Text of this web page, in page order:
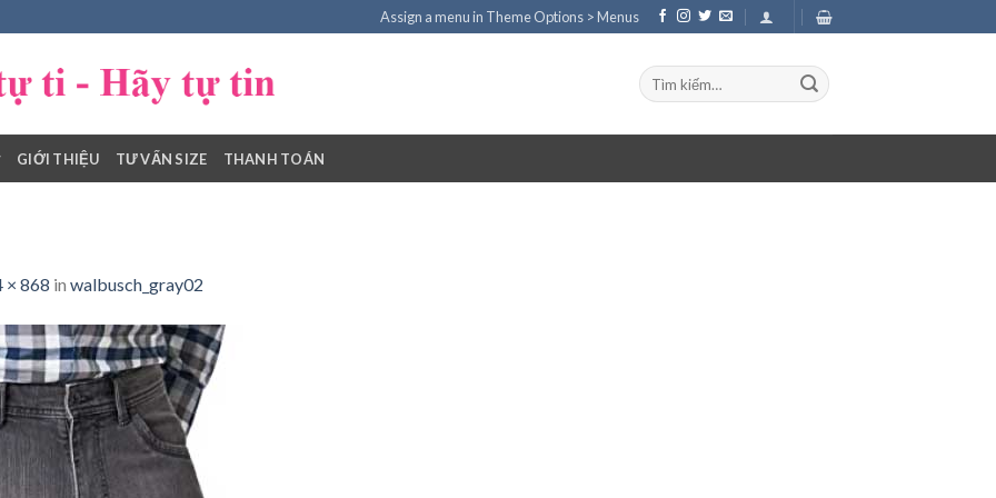
Assign a menu in Theme Options > Menus
Tìm
kiếm:
GIỚI THIỆU TƯ VẤN SIZE THANH TOÁN
× 868 in walbusch_gray02